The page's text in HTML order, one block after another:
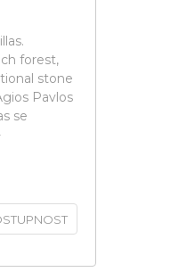
forest,
stone
Pavlos
se